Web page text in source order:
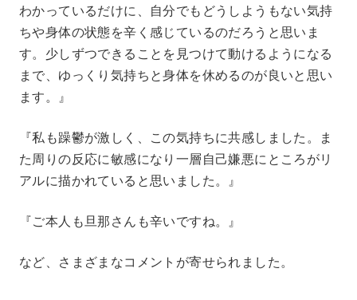
わかっているだけに、自分でもどうしようもない気持
ちや身体の状態を辛く感じているのだろうと思いま
す。少しずつできることを見つけて動けるようになる
まで、ゆっくり気持ちと身体を休めるのが良いと思い
ます。』
『私も躁鬱が激しく、この気持ちに共感しました。ま
た周りの反応に敏感になり一層自己嫌悪にところがリ
アルに描かれていると思いました。』
『ご本人も旦那さんも辛いですね。』
など、さまざまなコメントが寄せられました。